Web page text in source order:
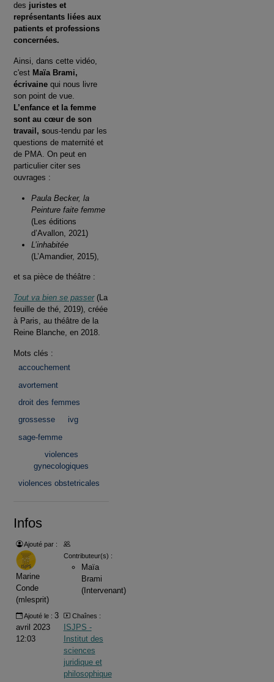
des juristes et
représentants liées aux
patients et professions
concernées.
Ainsi, dans cette vidéo,
c'est Maïa Brami,
écrivaine qui nous livre
son point de vue.
L’enfance et la femme
sont au cœur de son
travail, sous-tendu par les
questions de maternité et
de PMA. On peut en
particulier citer ses
ouvrages :
Paula Becker, la
Peinture faite femme
(Les éditions
d’Avallon, 2021)
L’inhabitée
(L’Amandier, 2015),
et sa pièce de théâtre :
Tout va bien se passer(La
feuille de thé, 2019), créée
à Paris, au théâtre de la
Reine Blanche, en 2018.
Mots clés :
accouchement
avortement
droit des femmes
grossesse
ivg
sage-femme
violences
gynecologiques
violences obstetricales
Infos
Ajouté par :
Marine
Conde
(mlesprit)
Contributeur(s) :
Maïa
Brami
(Intervenant)
Ajouté le : 3
avril 2023
12:03
Chaînes :
ISJPS -
Institut des
sciences
juridique et
philosophique